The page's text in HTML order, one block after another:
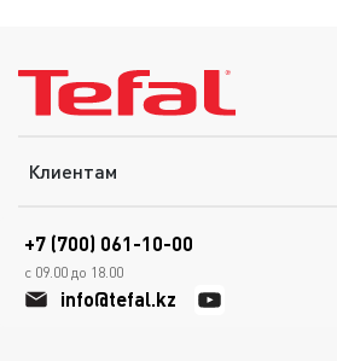
Клиентам
+7 (700) 061-10-00
с 09.00 до 18.00
info@tefal.kz